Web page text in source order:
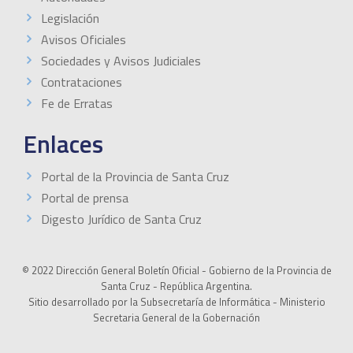
Legislación
Avisos Oficiales
Sociedades y Avisos Judiciales
Contrataciones
Fe de Erratas
Enlaces
Portal de la Provincia de Santa Cruz
Portal de prensa
Digesto Jurídico de Santa Cruz
© 2022 Dirección General Boletín Oficial - Gobierno de la Provincia de
Santa Cruz - República Argentina.
Sitio desarrollado por la Subsecretaría de Informática - Ministerio
Secretaria General de la Gobernación